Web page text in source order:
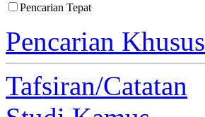
Pencarian Tepat
Pencarian Khusus
Tafsiran/Catatan